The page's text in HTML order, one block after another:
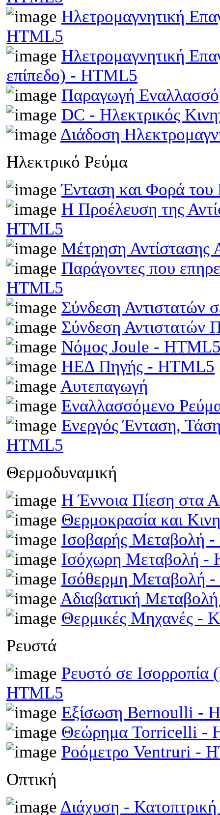
Ηλετρομαγνητική
HTML5
Ηλετρομαγνητική
επίπεδο) - HTML5
Παραγωγή
DC - Ηλεκτρικός
Διάδοση
Ηλεκτρικό Ρεύμα
Ένταση και Φορά του
Η Προέλευση της
HTML5
Μέτρηση Αντίστασης
Παράγοντες που
HTML5
Σύνδεση Αντιστατών
Σύνδεση
Νόμος Joule -
ΗΕΔ Πηγής - HTML5
Αυτεπαγωγή
Εναλλασσόμενο
Ενεργός Ένταση,
HTML5
Θερμοδυναμική
Η Έννοια Πίεση στα
Θερμοκρασία και
Ισοβαρής Μεταβολή
Ισόχωρη Μεταβολή -
Ισόθερμη Μεταβολή
Αδιαβατική
Θερμικές Μηχανές -
Ρευστά
Ρευστό σε Ισορροπία
HTML5
Εξίσωση Bernoulli -
Θεώρημα Torricelli -
Ροόμετρο Ventruri -
Οπτική
Διάχυση -